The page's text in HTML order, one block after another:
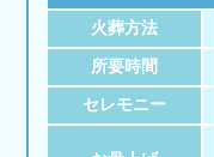
火葬方法
所要時間
セレモニー